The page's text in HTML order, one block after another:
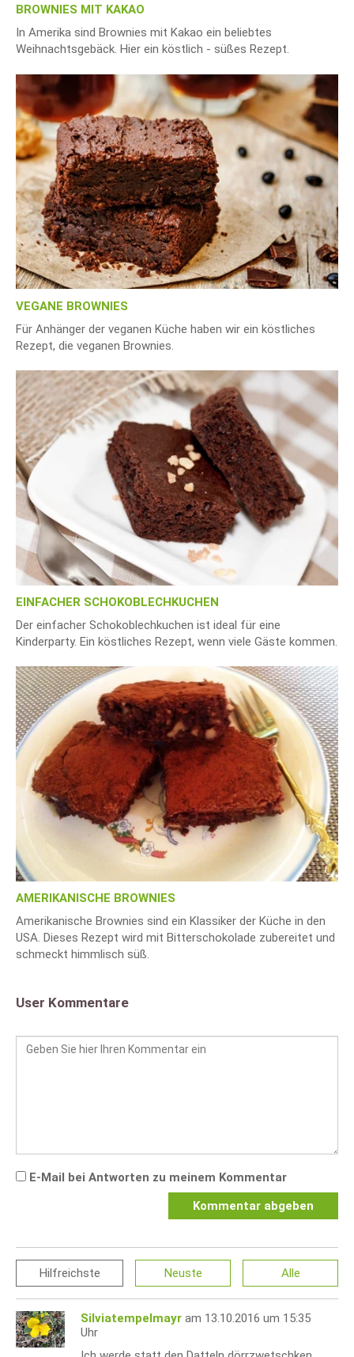
BROWNIES MIT KAKAO
In Amerika sind Brownies mit Kakao ein beliebtes
Weihnachtsgebäck. Hier ein köstlich - süßes Rezept.
VEGANE BROWNIES
Für Anhänger der veganen Küche haben wir ein köstliches
Rezept, die veganen Brownies.
EINFACHER SCHOKOBLECHKUCHEN
Der einfacher Schokoblechkuchen ist ideal für eine
Kinderparty. Ein köstliches Rezept, wenn viele Gäste kommen.
AMERIKANISCHE BROWNIES
Amerikanische Brownies sind ein Klassiker der Küche in den
USA. Dieses Rezept wird mit Bitterschokolade zubereitet und
schmeckt himmlisch süß.
User Kommentare
E-Mail bei Antworten zu meinem Kommentar
Kommentar abgeben
Hilfreichste Neuste Alle
Silviatempelmayr am 13.10.2016 um 15:35
Uhr